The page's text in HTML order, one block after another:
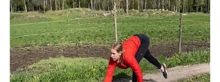
Spring, Again (Judul Korea: 다시, 봄) adalah sebuah film asal
Korea yang bergenre drama fantasi. Film ini bercerita mengenai
perjalanan waktu yang dilakukan oleh seorang ibu.
Film yang diproduksi oleh rumah produksi Smile Entertainment
ini disutradarai oleh Jung Yongjoo. Film yang sudah